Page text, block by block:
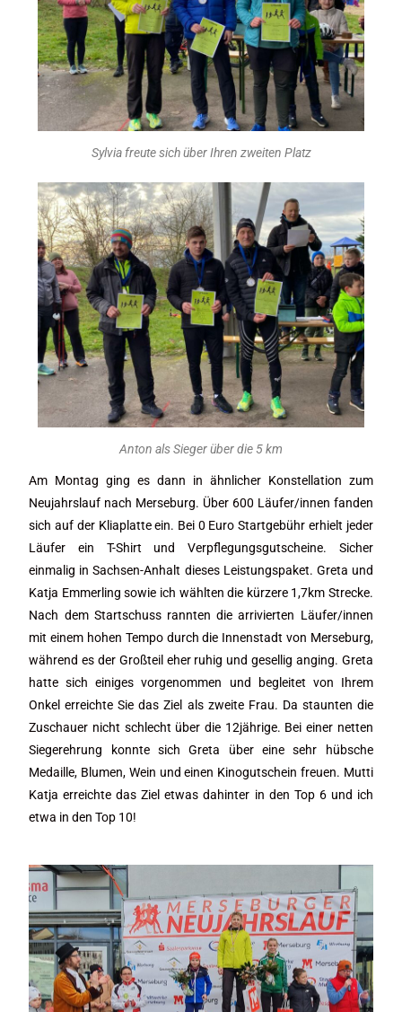
Sylvia freute sich über Ihren zweiten Platz
Anton als Sieger über die 5 km
Am Montag ging es dann in ähnlicher Konstellation zum
Neujahrslauf nach Merseburg. Über 600 Läufer/innen fanden
sich auf der Kliaplatte ein. Bei 0 Euro Startgebühr erhielt jeder
Läufer ein T-Shirt und Verpflegungsgutscheine. Sicher
einmalig in Sachsen-Anhalt dieses Leistungspaket. Greta und
Katja Emmerling sowie ich wählten die kürzere 1,7km Strecke.
Nach dem Startschuss rannten die arrivierten Läufer/innen
mit einem hohen Tempo durch die Innenstadt von Merseburg,
während es der Großteil eher ruhig und gesellig anging. Greta
hatte sich einiges vorgenommen und begleitet von Ihrem
Onkel erreichte Sie das Ziel als zweite Frau. Da staunten die
Zuschauer nicht schlecht über die 12jährige. Bei einer netten
Siegerehrung konnte sich Greta über eine sehr hübsche
Medaille, Blumen, Wein und einen Kinogutschein freuen. Mutti
Katja erreichte das Ziel etwas dahinter in den Top 6 und ich
etwa in den Top 10!